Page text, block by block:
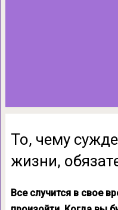
То, чему
жизни,
Все случится в свое